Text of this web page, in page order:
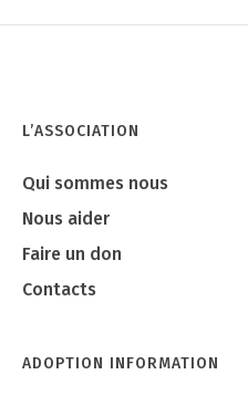
L’ASSOCIATION
Qui sommes nous
Nous aider
Faire un don
Contacts
ADOPTION INFORMATION